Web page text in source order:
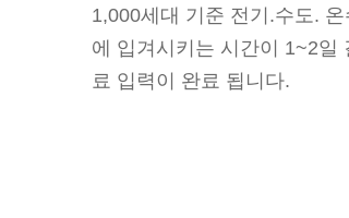
1,000세대 기준 전기.수도.
에 입겨시키는 시간이 1~2일
료 입력이 완료 됩니다.